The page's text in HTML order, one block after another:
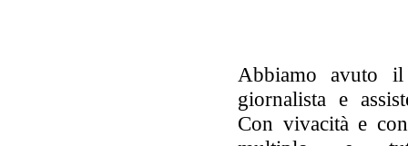
Abbiamo avuto
giornalista e
Con vivacità e